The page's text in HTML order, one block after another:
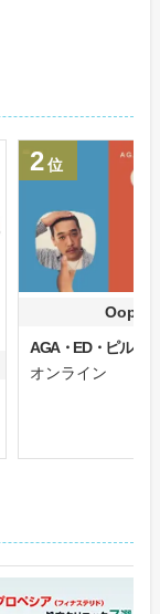
2位
Oops
AGA・ED・ピル
オンライン